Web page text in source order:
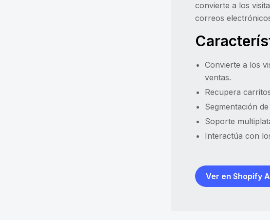
convierte a los
correos
Convierte a los
ventas.
Recupera
Segmentación
Soporte
Interactúa con
Ver en Shopify